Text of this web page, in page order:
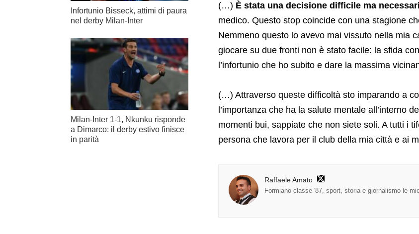
(…) È stata una decisione difficile ma
medico. Questo stop coincide con una stagione
Nemmeno questo lo avevo mai vissuto nella mia
giocare su due fronti non è stato facile: la sfida
l’infortunio che ho subito e dare la massima
(…) Attraverso queste difficoltà sto imparando a
l’importanza che ha la salute mentale all’interno
momenti bui, sappiate che non siete soli. A tutti i
persona che lavora per il club della mia città e ai
Raffaele Amato
Formiano classe '87, sport, storia e giornalismo le
Infortunio Bisseck, attimi di paura
nel derby Milan-Inter
Milan-Inter 1-1, Nkunku risponde
a Dimarco: il derby estivo finisce
in parità